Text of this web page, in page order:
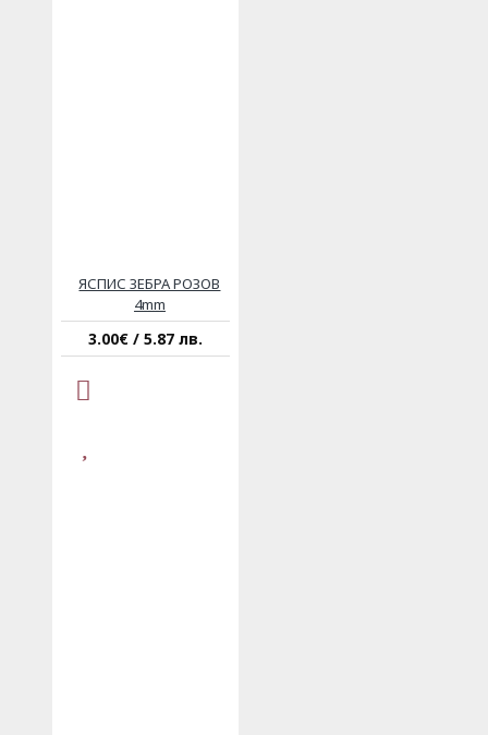
ЯСПИС ЗЕБРА РОЗОВ
4mm
3.00€ / 5.87 лв.